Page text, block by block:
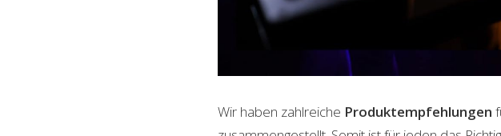
Wir haben zahlreiche Produktempfehlungen